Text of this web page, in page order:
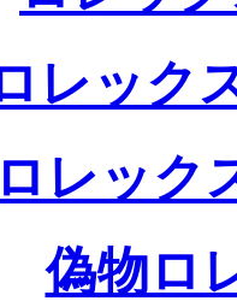
レック
ロレック
偽物ロ